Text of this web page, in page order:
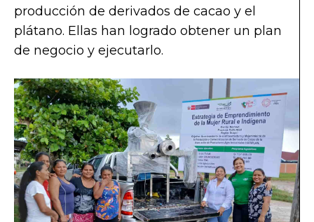
producción de derivados de cacao y el
plátano. Ellas han logrado obtener un plan
de negocio y ejecutarlo.